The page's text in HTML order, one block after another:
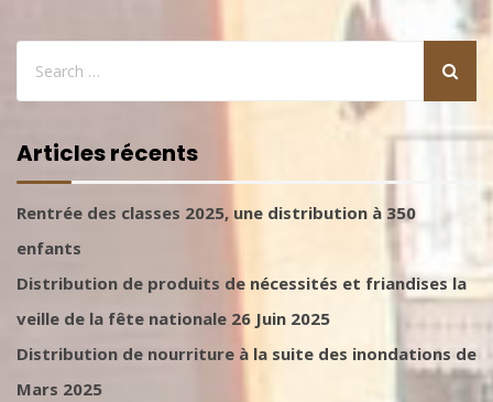
Articles récents
Rentrée des classes 2025, une distribution à 350
enfants
Distribution de produits de nécessités et friandises la
veille de la fête nationale 26 Juin 2025
Distribution de nourriture à la suite des inondations de
Mars 2025